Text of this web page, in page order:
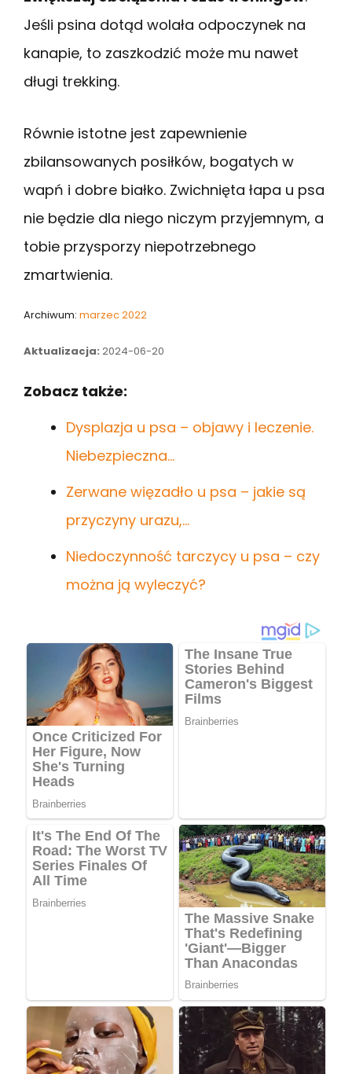
Jeśli psina dotąd wolała odpoczynek na
kanapie, to zaszkodzić może mu nawet
długi trekking.
Równie istotne jest zapewnienie
zbilansowanych posiłków, bogatych w
wapń i dobre białko. Zwichnięta łapa u psa
nie będzie dla niego niczym przyjemnym, a
tobie przysporzy niepotrzebnego
zmartwienia.
Archiwum: marzec 2022
Aktualizacja: 2024-06-20
Zobacz także:
Dysplazja u psa – objawy i leczenie.
Niebezpieczna…
Zerwane więzadło u psa – jakie są
przyczyny urazu,…
Niedoczynność tarczycy u psa – czy
można ją wyleczyć?